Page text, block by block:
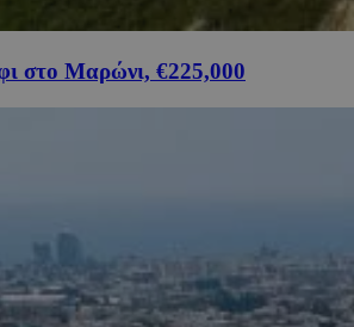
στο Μαρώνι, €225,000